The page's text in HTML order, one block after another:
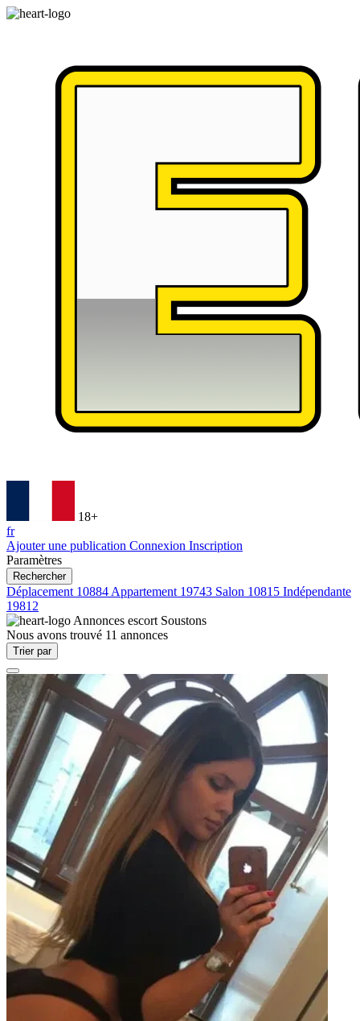
18+
fr
Ajouter une publication Connexion Inscription
Paramètres
Rechercher
Déplacement 10884 Appartement 19743 Salon 10815 Indépendante
19812
Annonces escort Soustons
Nous avons trouvé 11 annonces
Trier par